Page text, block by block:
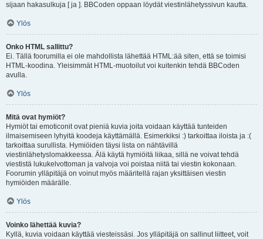
sijaan hakasulkuja [ ja ]. BBCoden oppaan löydät viestinlähetyssivun kautta.
Ylös
Onko HTML sallittu?
Ei. Tällä foorumilla ei ole mahdollista lähettää HTML:ää siten, että se toimisi
HTML-koodina. Yleisimmät HTML-muotoilut voi kuitenkin tehdä BBCoden
avulla.
Ylös
Mitä ovat hymiöt?
Hymiöt tai emoticonit ovat pieniä kuvia joita voidaan käyttää tunteiden
ilmaisemiseen lyhyitä koodeja käyttämällä. Esimerkiksi :) tarkoittaa iloista ja :(
tarkoittaa surullista. Hymiöiden täysi lista on nähtävillä
viestinlähetyslomakkeessa. Älä käytä hymiöitä liikaa, sillä ne voivat tehdä
viestistä lukukelvottoman ja valvoja voi poistaa niitä tai viestin kokonaan.
Foorumin ylläpitäjä on voinut myös määritellä rajan yksittäisen viestin
hymiöiden määrälle.
Ylös
Voinko lähettää kuvia?
Kyllä, kuvia voidaan käyttää viesteissäsi. Jos ylläpitäjä on sallinut liitteet, voit